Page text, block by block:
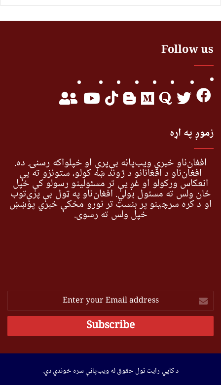
Follow us
زموږ په اړه
افغان‌ناو خبري ویب‌پاڼه بې‌پرې او خپلواکه رسنۍ ده.
افغان‌ناو د افغانانو د ژوند ښه کولو، ستونزو ته یې
انعکاس ورکولو او غږ یې تر مسئولینو رسولو کې خپل
ځان ولس ته مسئول بولي. افغان‌ناو په ټول بې پرې‌توب
او د کره سرچینو پر بنسټ تر نورو مخکې خبري پوښښ
خپل ولس ته رسوي.
Enter
your
Email
د کاپي رایټ ټول حقوق له ویب‌پاڼې سره خوندي دي.